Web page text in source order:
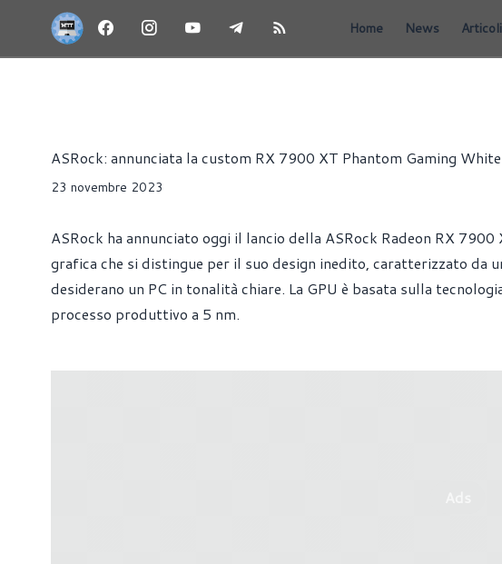
Home News Articoli
ASRock: annunciata la custom RX 7900 XT Phantom Gaming
23 novembre 2023
ASRock ha annunciato oggi il lancio della ASRock Radeon RX
grafica che si distingue per il suo design inedito, caratterizzato da
desiderano un PC in tonalità chiare. La GPU è basata sulla
processo produttivo a 5 nm.